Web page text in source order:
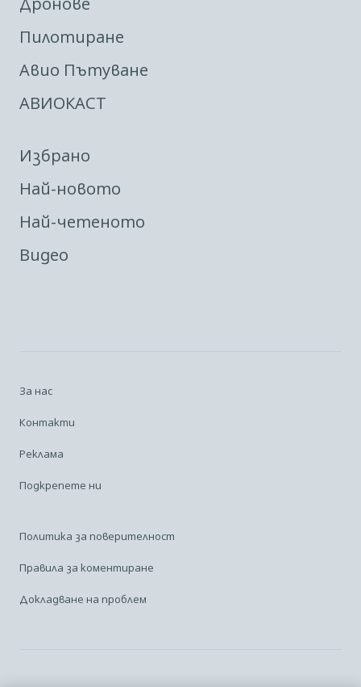
Пилотиране
Авио Пътуване
АВИОКАСТ
Избрано
Най-новото
Най-четеното
Видео
За нас
Контакти
Реклама
Подкрепете ни
Политика за поверителност
Правила за коментиране
Докладване на проблем